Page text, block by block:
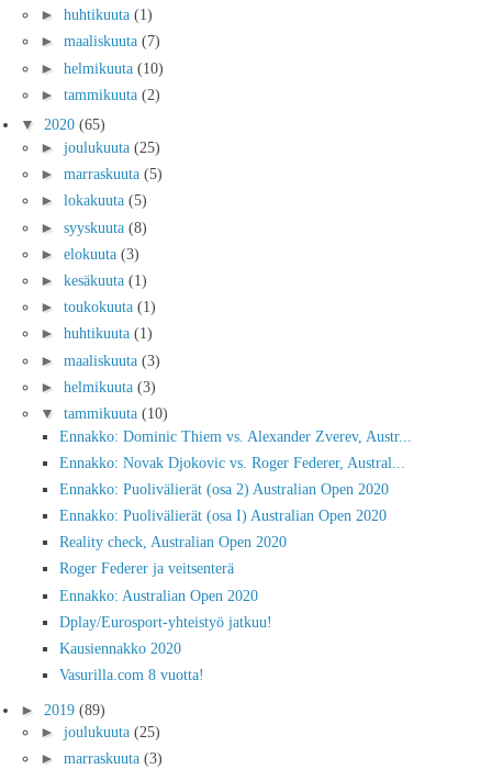
► huhtikuuta (1)
► maaliskuuta (7)
► helmikuuta (10)
► tammikuuta (2)
▼ 2020 (65)
► joulukuuta (25)
► marraskuuta (5)
► lokakuuta (5)
► syyskuuta (8)
► elokuuta (3)
► kesäkuuta (1)
► toukokuuta (1)
► huhtikuuta (1)
► maaliskuuta (3)
► helmikuuta (3)
▼ tammikuuta (10)
Ennakko: Dominic Thiem vs. Alexander Zverev, Austr...
Ennakko: Novak Djokovic vs. Roger Federer, Austral...
Ennakko: Puolivälierät (osa 2) Australian Open 2020
Ennakko: Puolivälierät (osa I) Australian Open 2020
Reality check, Australian Open 2020
Roger Federer ja veitsenterä
Ennakko: Australian Open 2020
Dplay/Eurosport-yhteistyö jatkuu!
Kausiennakko 2020
Vasurilla.com 8 vuotta!
► 2019 (89)
► joulukuuta (25)
► marraskuuta (3)